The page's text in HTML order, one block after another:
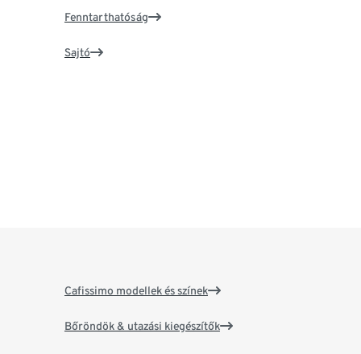
Fenntarthatóság
Sajtó
Cafissimo modellek és színek
Bőröndök & utazási kiegészítők